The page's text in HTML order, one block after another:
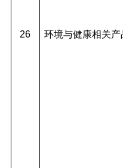
26 环境与健康相关